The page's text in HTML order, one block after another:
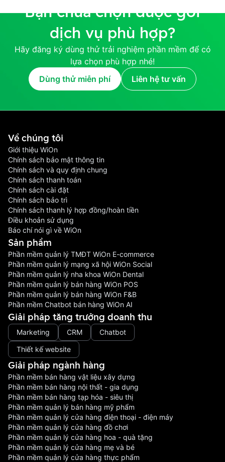
Bạn chưa chọn được gói
dịch vụ phù hợp?
Hãy đăng ký dùng thử trải nghiệm phần mềm để có
lựa chọn phù hợp nhé!
Dùng thử miễn phí
Liên hệ tư vấn
Về chúng tôi
Giới thiệu WiOn
Chính sách bảo mật thông tin
Chính sách và quy định chung
Chính sách thanh toán
Chính sách cài đặt
Chính sách bảo trì
Chính sách thanh lý hợp đồng/hoàn tiền
Điều khoản sử dụng
Báo chí nói gì về WiOn
Sản phầm
Phần mềm quản lý TMĐT WiOn E-commerce
Phần mềm quản lý mạng xã hội WiOn Social
Phần mềm quản lý nha khoa WiOn Dental
Phần mềm quản lý bán hàng WiOn POS
Phần mềm quản lý bán hàng WiOn F&B
Phần mềm Chatbot bán hàng WiOn AI
Giải pháp tăng trưởng doanh thu
Marketing CRM
Chatbot
Thiết kế website
Giải pháp ngành hàng
Phần mềm bán hàng vật liệu xây dựng
Phần mềm bán hàng nội thất - gia dụng
Phần mềm bán hàng tạp hóa - siêu thị
Phần mềm quản lý bán hàng mỹ phẩm
Phần mềm quản lý cửa hàng điện thoại - điện máy
Phần mềm quản lý cửa hàng đồ chơi
Phần mềm quản lý cửa hàng hoa - quà tặng
Phần mềm quản lý cửa hàng mẹ và bé
Phần mềm quản lý cửa hàng thực phẩm